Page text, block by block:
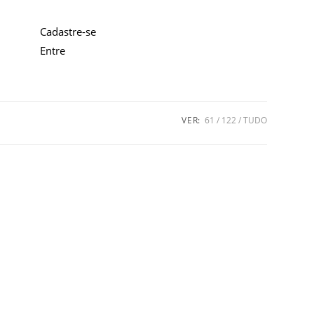
Cadastre-se
Entre
VER: 61 122 TUDO